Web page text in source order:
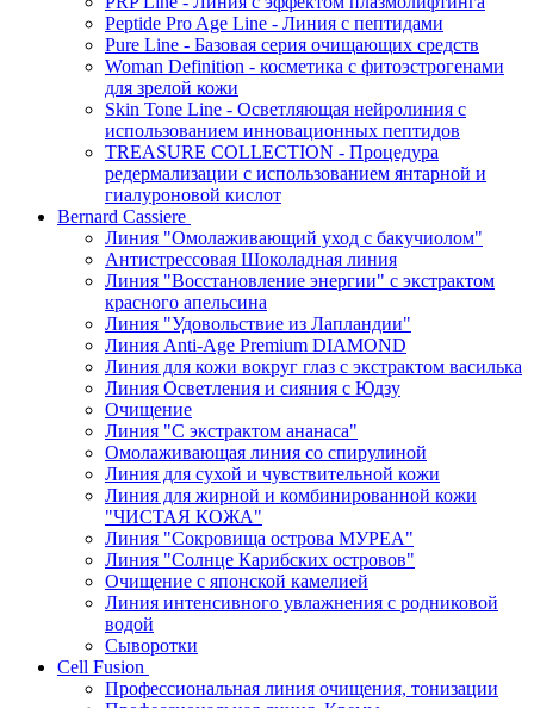
Peptide Pro Age Line - Линия с пептидами
Pure Line - Базовая серия очищающих средств
Woman Definition - косметика с фитоэстрогенами
для зрелой кожи
Skin Tone Line - Осветляющая нейролиния с
использованием инновационных пептидов
TREASURE COLLECTION - Процедура
редермализации с использованием янтарной и
гиалуроновой кислот
Bernard Cassiere
Линия "Омолаживающий уход с бакучиолом"
Антистрессовая Шоколадная линия
Линия "Восстановление энергии" с экстрактом
красного апельсина
Линия "Удовольствие из Лапландии"
Линия Anti-Age Premium DIAMOND
Линия для кожи вокруг глаз с экстрактом василька
Линия Осветления и сияния с Юдзу
Очищение
Линия "С экстрактом ананаса"
Омолаживающая линия со спирулиной
Линия для сухой и чувствительной кожи
Линия для жирной и комбинированной кожи
"ЧИСТАЯ КОЖА"
Линия "Сокровища острова МУРЕА"
Линия "Солнце Карибских островов"
Очищение с японской камелией
Линия интенсивного увлажнения с родниковой
водой
Сыворотки
Cell Fusion
Профессиональная линия очищения, тонизации